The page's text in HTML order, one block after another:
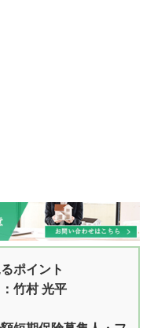
ポイント
竹村 光平